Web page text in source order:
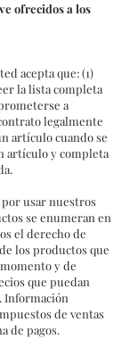
ofrecidos a los
acepta que: (1)
la lista completa
a
legalmente
artículo cuando se
artículo y completa
usar nuestros
se enumeran en
el derecho de
los productos que
y de
que puedan
de ventas
de pagos.